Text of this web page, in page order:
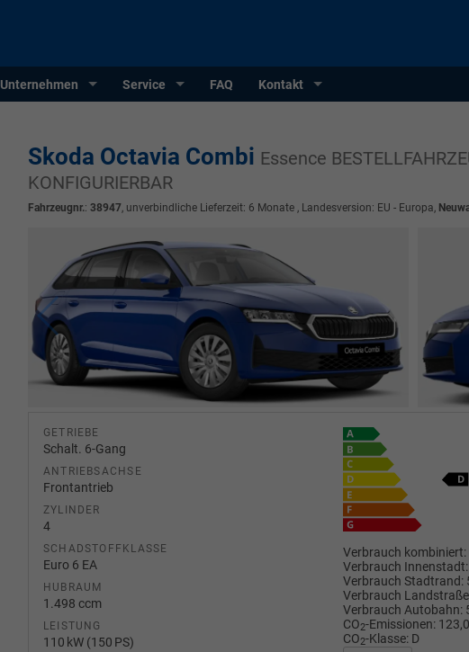
Unternehmen Service FAQ Kontakt
Skoda Octavia Combi Essence
KONFIGURIERBAR
Fahrzeugnr.: 38947, unverbindliche Lieferzeit: 6 Monate, Landesversion: EU - Europa,
GETRIEBE
Schalt. 6-Gang
ANTRIEBSACHSE
Frontantrieb
ZYLINDER
4
SCHADSTOFFKLASSE
Euro 6 EA
HUBRAUM
1.498 ccm
LEISTUNG
110 kW (150 PS)
Verbrauch kombiniert:
Verbrauch Innenstadt:
Verbrauch Stadtrand:
Verbrauch
Verbrauch Autobahn:
CO2-Emissionen:
CO2-Klasse: D